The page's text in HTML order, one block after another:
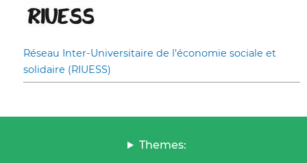
Réseau Inter-Universitaire de l’économie sociale et
solidaire (RIUESS)
Themes: